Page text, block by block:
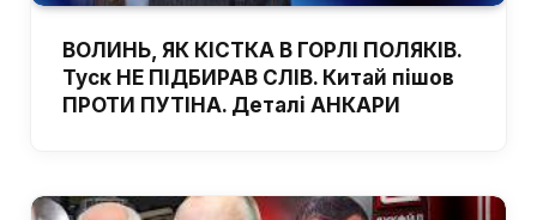
ВОЛИНЬ, ЯК КІСТКА В ГОРЛІ ПОЛЯКІВ.
Туск НЕ ПІДБИРАВ СЛІВ. Китай пішов
ПРОТИ ПУТІНА. Деталі АНКАРИ